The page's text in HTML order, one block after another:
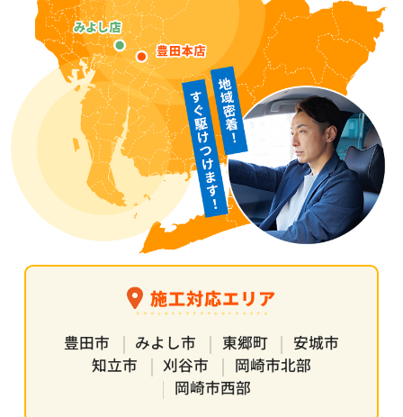
施工対応エリア
豊田市 みよし市 東郷町
安城市
知立市
刈谷市
岡崎市北部
岡崎市西部